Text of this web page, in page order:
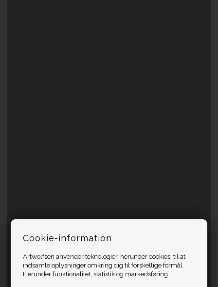
Cookie-information
Artwolfsen anvender teknologier, herunder cookies, til at
indsamle oplysninger omkring dig til forskellige formål.
Herunder funktionalitet, statistik og markedsføring.